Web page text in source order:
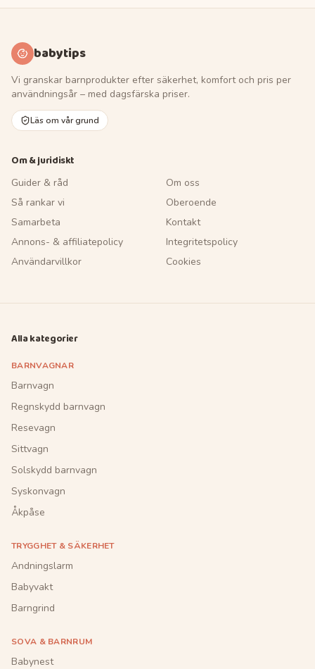
babytips
Vi granskar barnprodukter efter säkerhet, komfort och pris per
användningsår – med dagsfärska priser.
Läs om vår grund
Om & juridiskt
Guider & råd
Om oss
Så rankar vi
Oberoende
Samarbeta
Kontakt
Annons- & affiliatepolicy
Integritetspolicy
Användarvillkor
Cookies
Alla kategorier
BARNVAGNAR
Barnvagn
Regnskydd barnvagn
Resevagn
Sittvagn
Solskydd barnvagn
Syskonvagn
Åkpåse
TRYGGHET & SÄKERHET
Andningslarm
Babyvakt
Barngrind
SOVA & BARNRUM
Babynest